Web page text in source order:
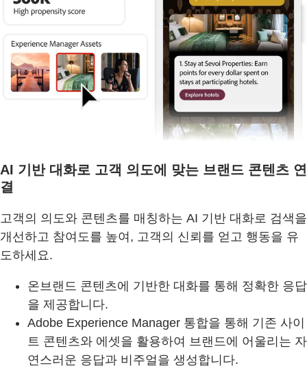
AI 기반 대화로 고객 의도에 맞는 브랜드 콘텐츠 연
결
고객의 의도와 콘텐츠를 매칭하는 AI 기반 대화로 검색을
개선하고 참여도를 높여, 고객의 신뢰를 얻고 행동을 유
도하세요.
온브랜드 콘텐츠에 기반한 대화를 통해 정확한 응답
을 제공합니다.
Adobe Experience Manager 통합을 통해 기존 사이
트 콘텐츠와 에셋을 활용하여 브랜드에 어울리는 자
연스러운 응답과 비주얼을 생성합니다.